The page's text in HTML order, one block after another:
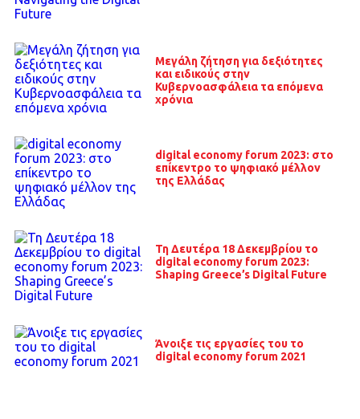
Μεγάλη ζήτηση για δεξιότητες
και ειδικούς στην
Κυβερνοασφάλεια τα επόμενα
χρόνια
digital economy forum 2023: στο
επίκεντρο το ψηφιακό μέλλον
της Ελλάδας
Τη Δευτέρα 18 Δεκεμβρίου το
digital economy forum 2023:
Shaping Greece’s Digital Future
Άνοιξε τις εργασίες του το
digital economy forum 2021